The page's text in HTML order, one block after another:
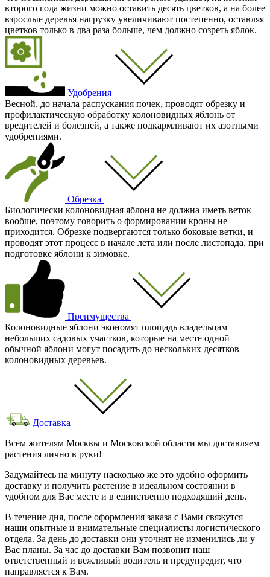
второго года жизни можно оставить десять цветков, а на более
взрослые деревья нагрузку увеличивают постепенно, оставляя
цветков только в два раза больше, чем должно созреть яблок.
Удобрения
Весной, до начала распускания почек, проводят обрезку и
профилактическую обработку колоновидных яблонь от
вредителей и болезней, а также подкармливают их азотными
удобрениями.
Обрезка
Биологически колоновидная яблоня не должна иметь веток
вообще, поэтому говорить о формировании кроны не
приходится. Обрезке подвергаются только боковые ветки, и
проводят этот процесс в начале лета или после листопада, при
подготовке яблони к зимовке.
Преимущества
Колоновидные яблони экономят площадь владельцам
небольших садовых участков, которые на месте одной
обычной яблони могут посадить до нескольких десятков
колоновидных деревьев.
Доставка
Всем жителям Москвы и Московской области мы доставляем
растения лично в руки!
Задумайтесь на минуту насколько же это удобно оформить
доставку и получить растение в идеальном состоянии в
удобном для Вас месте и в единственно подходящий день.
В течение дня, после оформления заказа с Вами свяжутся
наши опытные и внимательные специалисты логистического
отдела. За день до доставки они уточнят не изменились ли у
Вас планы. За час до доставки Вам позвонит наш
ответственный и вежливый водитель и предупредит, что
направляется к Вам.